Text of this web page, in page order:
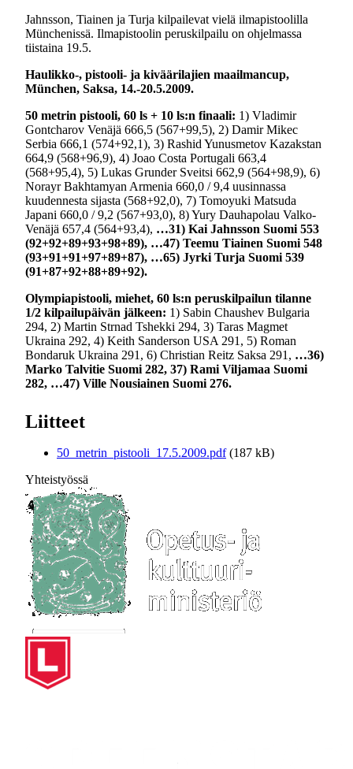
Jahnsson, Tiainen ja Turja kilpailevat vielä ilmapistoolilla
Münchenissä. Ilmapistoolin peruskilpailu on ohjelmassa
tiistaina 19.5.
Haulikko-, pistooli- ja kiväärilajien maailmancup,
München, Saksa, 14.-20.5.2009.
50 metrin pistooli, 60 ls + 10 ls:n finaali: 1) Vladimir
Gontcharov Venäjä 666,5 (567+99,5), 2) Damir Mikec
Serbia 666,1 (574+92,1), 3) Rashid Yunusmetov Kazakstan
664,9 (568+96,9), 4) Joao Costa Portugali 663,4
(568+95,4), 5) Lukas Grunder Sveitsi 662,9 (564+98,9), 6)
Norayr Bakhtamyan Armenia 660,0 / 9,4 uusinnassa
kuudennesta sijasta (568+92,0), 7) Tomoyuki Matsuda
Japani 660,0 / 9,2 (567+93,0), 8) Yury Dauhapolau Valko-
Venäjä 657,4 (564+93,4), …31) Kai Jahnsson Suomi 553
(92+92+89+93+98+89), …47) Teemu Tiainen Suomi 548
(93+91+91+97+89+87), …65) Jyrki Turja Suomi 539
(91+87+92+88+89+92).
Olympiapistooli, miehet, 60 ls:n peruskilpailun tilanne
1/2 kilpailupäivän jälkeen: 1) Sabin Chaushev Bulgaria
294, 2) Martin Strnad Tshekki 294, 3) Taras Magmet
Ukraina 292, 4) Keith Sanderson USA 291, 5) Roman
Bondaruk Ukraina 291, 6) Christian Reitz Saksa 291, …36)
Marko Talvitie Suomi 282, 37) Rami Viljamaa Suomi
282, …47) Ville Nousiainen Suomi 276.
Liitteet
50_metrin_pistooli_17.5.2009.pdf (187 kB)
Yhteistyössä